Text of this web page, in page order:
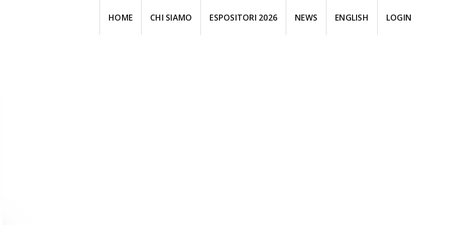
HOME CHI SIAMO ESPOSITORI 2026 NEWS ENGLISH LOGIN